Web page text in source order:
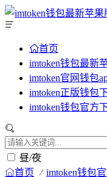
首页
imtoken钱包最新
imtoken官网钱包
imtoken正版钱包
imtoken钱包官方
昼/夜
首页 imtoken钱包